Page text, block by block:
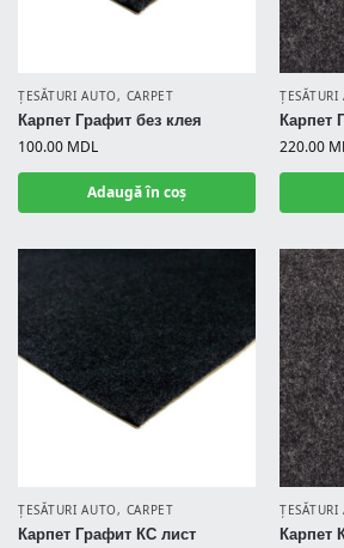
ȚESĂTURI AUTO, CARPET
Карпет Графит без клея
100.00 MDL
Adaugă în coș
ȚESĂTURI
Карпет
220.00
ȚESĂTURI AUTO, CARPET
Карпет Графит КС лист
ȚESĂTURI
Карпет